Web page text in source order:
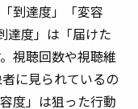
到達度」「変容
達度」は「届けた
視聴回数や視聴維
に見られているの
度」は狙った行動